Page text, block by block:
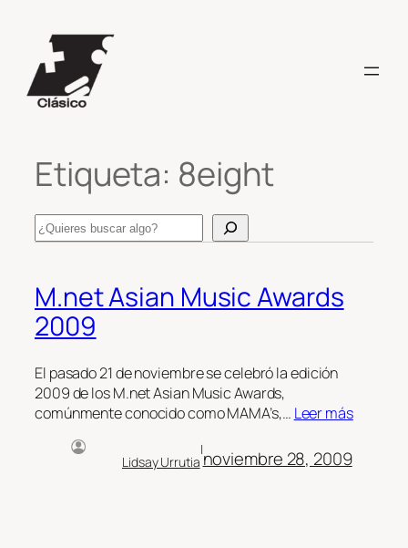
contenido
Etiqueta: 8eight
Search
M.net Asian Music Awards
2009
El pasado 21 de noviembre se celebró la edición
2009 de los M.net Asian Music Awards,
comúnmente conocido como MAMA’s,… Leer más
Lidsay Urrutia
|noviembre 28, 2009